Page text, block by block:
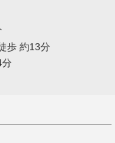
歩 約13分
分